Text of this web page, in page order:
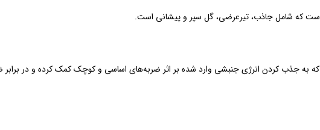
که شامل جاذب، تیرعرضی، گل سپر و پیشانی است.
جذب کردن انرژی جنبشی وارد شده بر اثر ضربه‌های اساسی و کوچک کمک کرده و در